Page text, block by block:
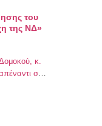
του
της ΝΔ»
κ.
σε